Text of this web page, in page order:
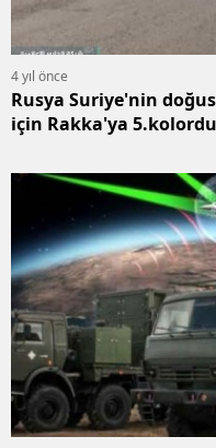
4 yıl önce
Rusya Suriye'nin
için Rakka'ya